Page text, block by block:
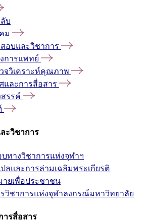
บ
ม
อบและวิชาการ
การแพทย์
จวิเคราะห์คุณภาพ
และการสื่อสาร
รรค์
ะวิชาการ
ทางวิชาการแห่งจุฬาฯ
ลและการล่ามเฉลิมพระเกียรติ
ยเพื่อประชาชน
วิชาการแห่งจุฬาลงกรณ์มหาวิทยาลัย
ารสื่อสาร